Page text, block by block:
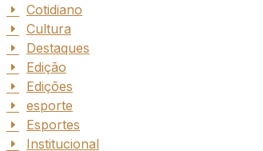
Cotidiano
Cultura
Destaques
Edição
Edições
esporte
Esportes
Institucional